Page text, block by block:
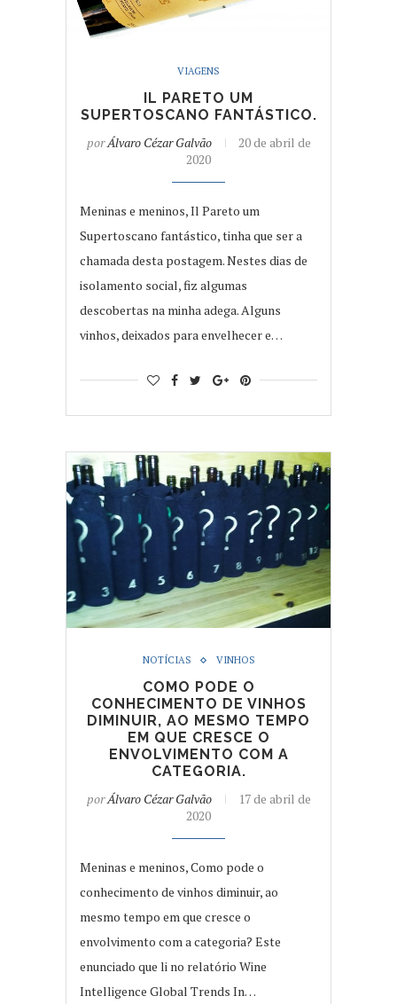
VIAGENS
IL PARETO UM
SUPERTOSCANO FANTÁSTICO.
porÁlvaro Cézar Galvão
20 de abril de
2020
Meninas e meninos, Il Pareto um
Supertoscano fantástico, tinha que ser a
chamada desta postagem. Nestes dias de
isolamento social, fiz algumas
descobertas na minha adega. Alguns
vinhos, deixados para envelhecer e…
NOTÍCIAS VINHOS
COMO PODE O
CONHECIMENTO DE VINHOS
DIMINUIR, AO MESMO TEMPO
EM QUE CRESCE O
ENVOLVIMENTO COM A
CATEGORIA.
porÁlvaro Cézar Galvão
17 de abril de
2020
Meninas e meninos, Como pode o
conhecimento de vinhos diminuir, ao
mesmo tempo em que cresce o
envolvimento com a categoria? Este
enunciado que li no relatório Wine
Intelligence Global Trends In…